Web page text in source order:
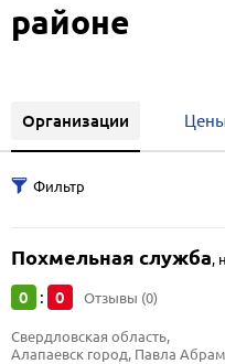
районе
Организации
Похмельная служба,
0 : 0 Отзывы (0)
Свердловская область,
Алапаевск город, Павла